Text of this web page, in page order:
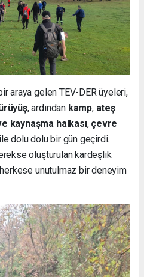
araya gelen TEV-DER üyeleri,
, ardından kamp, ateş
kaynaşma halkası, çevre
ile dolu dolu bir gün geçirdi.
oluşturulan kardeşlik
unutulmaz bir deneyim